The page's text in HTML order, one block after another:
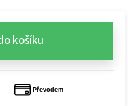
košíku